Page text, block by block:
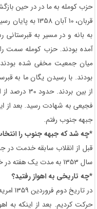
حزب کومله به ما در در حین
قربان، 10
به بانه و در مسیر به
آمده بودند. حزب کومله سمت
میان جمعیت مخفی شده بودند.
از بین
جبهه جنوب رفتم.
*چه شد که جبهه جنوب را
سال 1353 به مدت یک هفته در خاک عراق چادر زده بودیم.
*چه تاریخی به اهواز رفتید؟